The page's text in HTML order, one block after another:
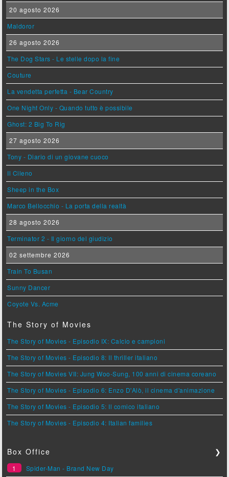
20 agosto 2026
Maldoror
26 agosto 2026
The Dog Stars - Le stelle dopo la fine
Couture
La vendetta perfetta - Bear Country
One Night Only - Quando tutto è possibile
Ghost: 2 Big To Rig
27 agosto 2026
Tony - Diario di un giovane cuoco
Il Cileno
Sheep in the Box
Marco Bellocchio - La porta della realtà
28 agosto 2026
Terminator 2 - Il giorno del giudizio
02 settembre 2026
Train To Busan
Sunny Dancer
Coyote Vs. Acme
The Story of Movies
The Story of Movies - Episodio IX: Calcio e campioni
The Story of Movies - Episodio 8: Il thriller italiano
The Story of Movies VII: Jung Woo-Sung, 100 anni di cinema coreano
The Story of Movies - Episodio 6: Enzo D'Alò, il cinema d'animazione
The Story of Movies - Episodio 5: Il comico italiano
The Story of Movies - Episodio 4: Italian families
Box Office ❯
1
Spider-Man - Brand New Day